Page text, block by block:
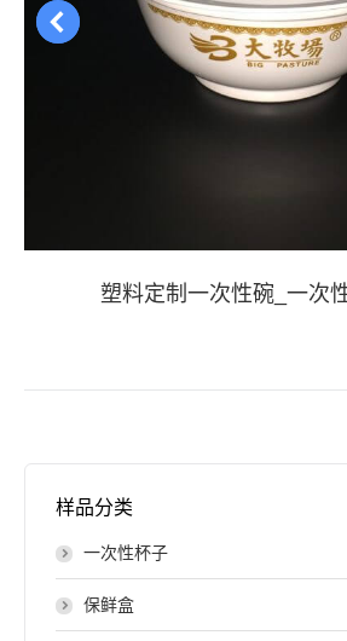
塑料定制一次性碗_一次
样品分类
一次性杯子
保鲜盒